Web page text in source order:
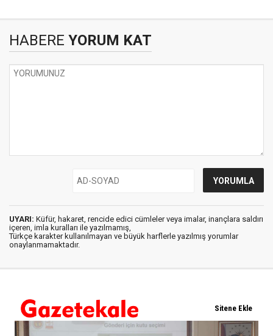
HABERE YORUM KAT
UYARI: Küfür, hakaret, rencide edici cümleler veya imalar, inançlara saldırı
içeren, imla kuralları ile yazılmamış,
Türkçe karakter kullanılmayan ve büyük harflerle yazılmış yorumlar
onaylanmamaktadır.